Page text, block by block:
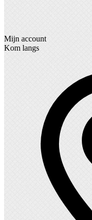
Mijn account
Kom langs